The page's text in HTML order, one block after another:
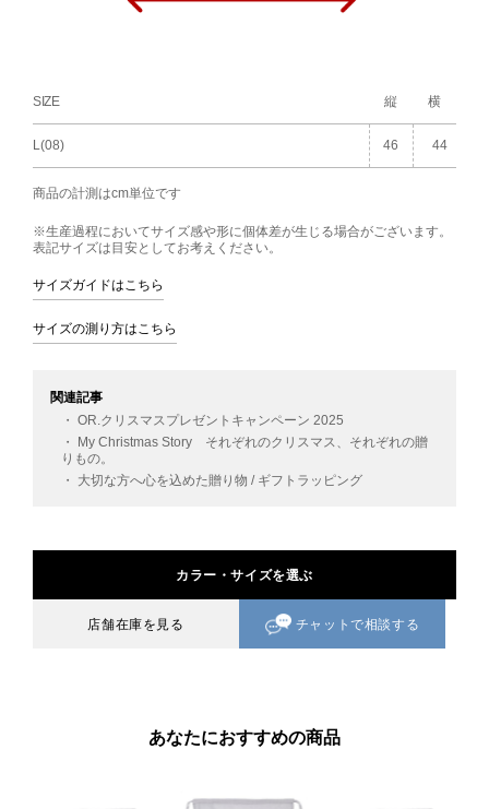
SIZE 縦 横
L(08) 46 44
商品の計測はcm単位です
※生産過程においてサイズ感や形に個体差が生じる場合がございます。
表記サイズは目安としてお考えください。
サイズガイドはこちら
サイズの測り方はこちら
関連記事
・ OR.クリスマスプレゼントキャンペーン 2025
・ My Christmas Story それぞれのクリスマス、それぞれの贈
りもの。
・ 大切な方へ心を込めた贈り物 / ギフトラッピング
カラー・サイズを選ぶ
店舗在庫を見る チャットで相談する
あなたにおすすめの商品